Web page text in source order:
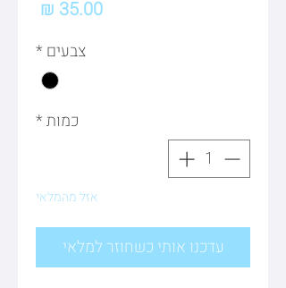
צבעים*
כמות*
אזל מהמלאי
עדכנו אותי כשחוזר למלאי